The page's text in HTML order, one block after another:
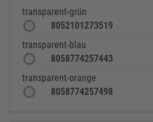
transparent-grün
8052101273519
transparent-blau
8058774257443
transparent-orange
8058774257498